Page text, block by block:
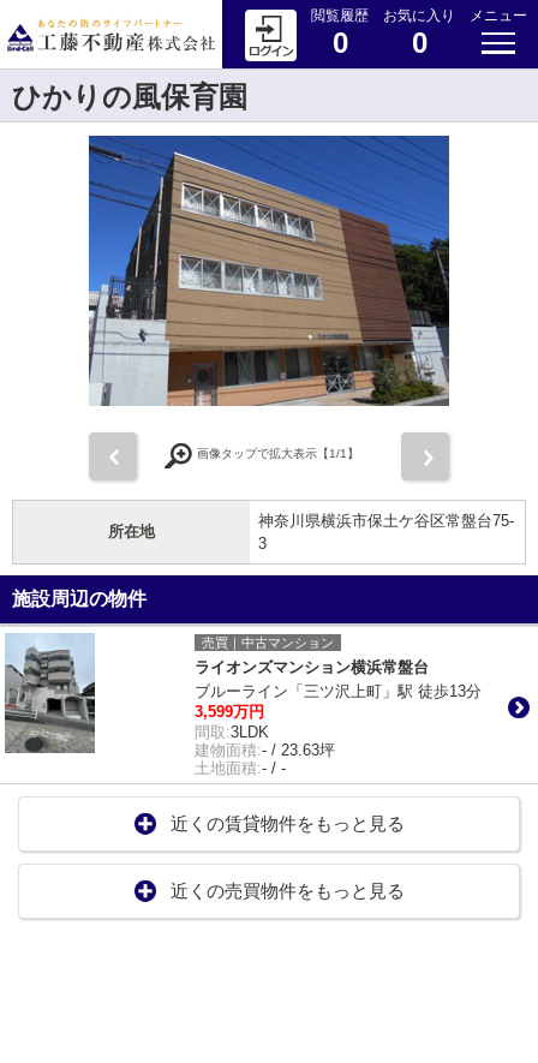
閲覧履歴
0
お気に入り
0
メニュー
ひかりの風保育園
画像タップで拡大表示【1/1】
所在地
神奈川県横浜市保土ケ谷区常盤台75-
3
施設周辺の物件
売買｜中古マンション
ライオンズマンション横浜常盤台
ブルーライン「三ツ沢上町」駅 徒歩13分
3,599万円
間取:3LDK
建物面積:- / 23.63坪
土地面積:- / -
近くの賃貸物件をもっと見る
近くの売買物件をもっと見る